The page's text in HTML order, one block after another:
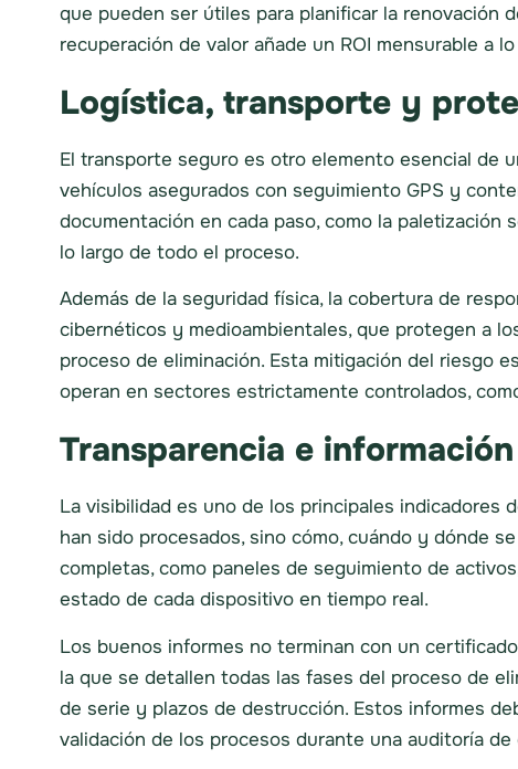
que pueden ser útiles para planificar la renovación
recuperación de valor añade un ROI mensurable a
Logística, transporte y
El transporte seguro es otro elemento esencial de
vehículos asegurados con seguimiento GPS y
documentación en cada paso, como la paletización
lo largo de todo el proceso.
Además de la seguridad física, la cobertura de
cibernéticos y medioambientales, que protegen a
proceso de eliminación. Esta mitigación del riesgo
operan en sectores estrictamente controlados,
Transparencia e información
La visibilidad es uno de los principales indicadores
han sido procesados, sino cómo, cuándo y dónde
completas, como paneles de seguimiento de
estado de cada dispositivo en tiempo real.
Los buenos informes no terminan con un
la que se detallen todas las fases del proceso de
de serie y plazos de destrucción. Estos informes
validación de los procesos durante una auditoría